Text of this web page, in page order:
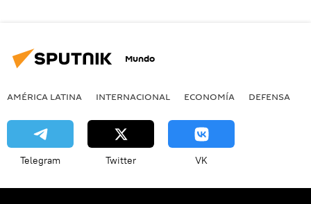
Mundo
AMÉRICA LATINA INTERNACIONAL ECONOMÍA DEFENSA
Telegram Twitter VK